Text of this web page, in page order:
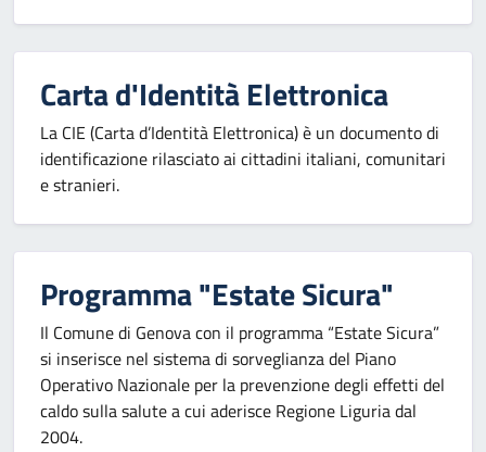
Carta d'Identità Elettronica
La CIE (Carta d’Identità Elettronica) è un documento di
identificazione rilasciato ai cittadini italiani, comunitari
e stranieri.
Programma "Estate Sicura"
Il Comune di Genova con il programma “Estate Sicura”
si inserisce nel sistema di sorveglianza del Piano
Operativo Nazionale per la prevenzione degli effetti del
caldo sulla salute a cui aderisce Regione Liguria dal
2004.